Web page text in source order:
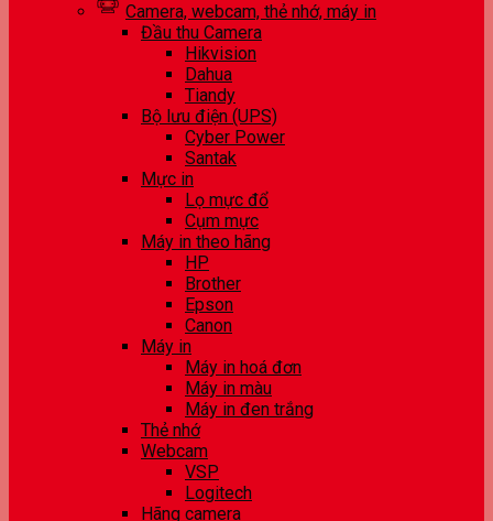
Camera, webcam, thẻ nhớ, máy in
Đầu thu Camera
Hikvision
Dahua
Tiandy
Bộ lưu điện (UPS)
Cyber Power
Santak
Mực in
Lọ mực đổ
Cụm mực
Máy in theo hãng
HP
Brother
Epson
Canon
Máy in
Máy in hoá đơn
Máy in màu
Máy in đen trắng
Thẻ nhớ
Webcam
VSP
Logitech
Hãng camera